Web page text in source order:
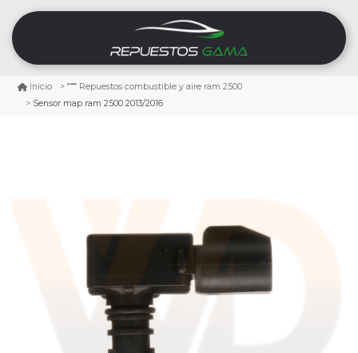
Inicio
Repuestos combustible y aire ram 2500
Sensor map ram 2500 2013/2016